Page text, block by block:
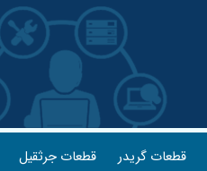
قطعات گریدر قطعات جرثقیل